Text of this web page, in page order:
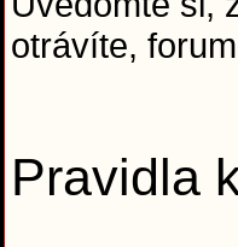
otrávíte,
Pravidla